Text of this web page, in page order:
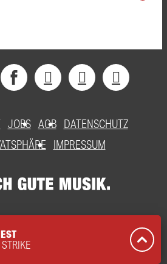
JOBS AGB DATENSCHUTZ
IMPRESSUM